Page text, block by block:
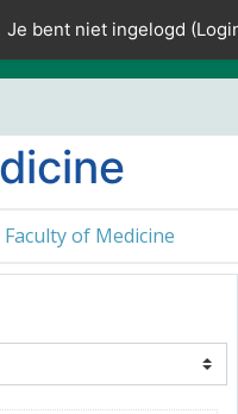
Je bent niet ingelogd (
Faculty of Medicine